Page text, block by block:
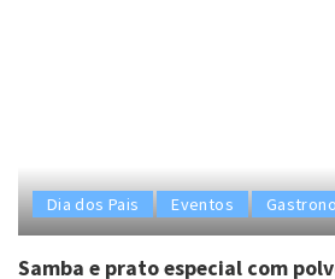
Dia dos Pais Eventos
Samba e prato especial com